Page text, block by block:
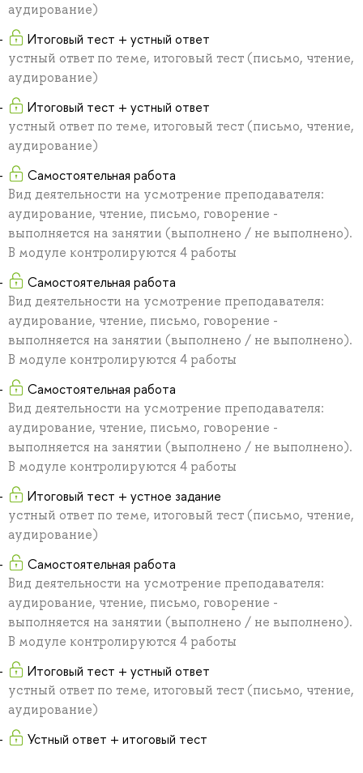
аудирование)
Итоговый тест + устный ответ
устный ответ по теме, итоговый тест (письмо, чтение,
аудирование)
Итоговый тест + устный ответ
устный ответ по теме, итоговый тест (письмо, чтение,
аудирование)
Самостоятельная работа
Вид деятельности на усмотрение преподавателя:
аудирование, чтение, письмо, говорение -
выполняется на занятии (выполнено / не выполнено).
В модуле контролируются 4 работы
Самостоятельная работа
Вид деятельности на усмотрение преподавателя:
аудирование, чтение, письмо, говорение -
выполняется на занятии (выполнено / не выполнено).
В модуле контролируются 4 работы
Самостоятельная работа
Вид деятельности на усмотрение преподавателя:
аудирование, чтение, письмо, говорение -
выполняется на занятии (выполнено / не выполнено).
В модуле контролируются 4 работы
Итоговый тест + устное задание
устный ответ по теме, итоговый тест (письмо, чтение,
аудирование)
Самостоятельная работа
Вид деятельности на усмотрение преподавателя:
аудирование, чтение, письмо, говорение -
выполняется на занятии (выполнено / не выполнено).
В модуле контролируются 4 работы
Итоговый тест + устный ответ
устный ответ по теме, итоговый тест (письмо, чтение,
аудирование)
Устный ответ + итоговый тест